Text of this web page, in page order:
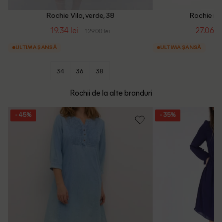
Rochie Vila, verde, 38
19.34 lei 129.00 lei
ULTIMA ȘANSĂ
34 36 38
Rochie
27.06
ULTIMA ȘANSĂ
Rochii de la alte branduri
- 45% - 35%